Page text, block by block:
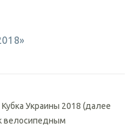
Украины 2018 (далее
велосипедным